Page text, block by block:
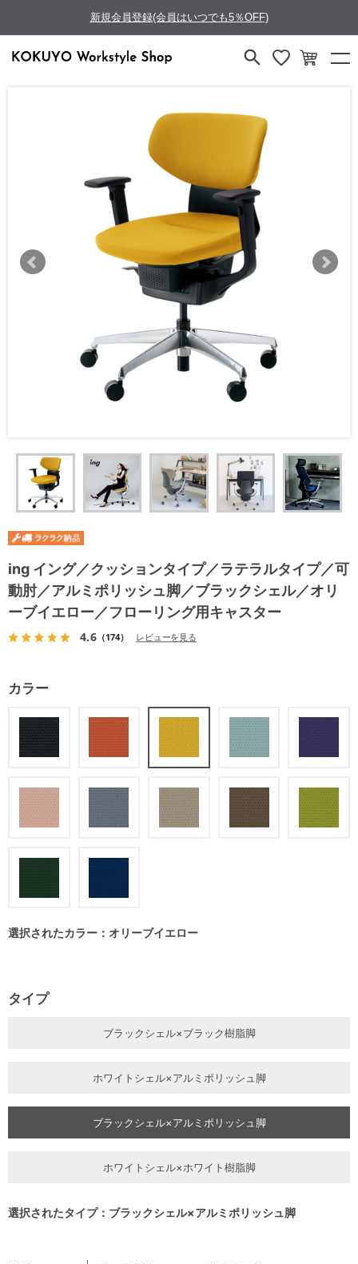
新規会員登録(会員はいつでも5％OFF)
ing イング／クッションタイプ／ラテラルタイプ／可
動肘／アルミポリッシュ脚／ブラックシェル／オリ
ーブイエロー／フローリング用キャスター
4.6（174） レビューを見る
カラー
選択されたカラー：オリーブイエロー
タイプ
ブラックシェル×ブラック樹脂脚
ホワイトシェル×アルミポリッシュ脚
ブラックシェル×アルミポリッシュ脚
ホワイトシェル×ホワイト樹脂脚
選択されたタイプ：ブラックシェル×アルミポリッシュ脚